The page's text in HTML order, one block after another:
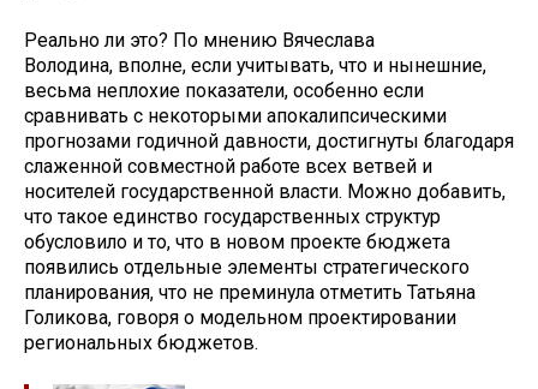
Реально ли это? По мнению Вячеслава
Володина, вполне, если учитывать, что и нынешние,
весьма неплохие показатели, особенно если
сравнивать с некоторыми апокалипсическими
прогнозами годичной давности, достигнуты благодаря
слаженной совместной работе всех ветвей и
носителей государственной власти. Можно добавить,
что такое единство государственных структур
обусловило и то, что в новом проекте бюджета
появились отдельные элементы стратегического
планирования, что не преминула отметить Татьяна
Голикова, говоря о модельном проектировании
региональных бюджетов.